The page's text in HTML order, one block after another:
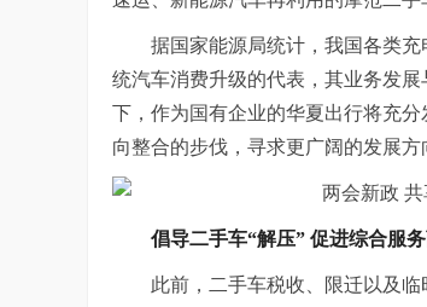
据国家能源局统计，我国各类
统汽车消费升级的代表，其业务发
下，作为国有企业的华夏出行将充
向整合的步伐，寻求更广阔的发展方
倡导二手车“解压” 促进综合服
此前，二手车税收、限迁以及